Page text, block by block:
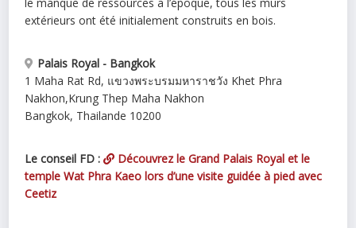
extérieurs ont été initialement construits en bois.
Palais Royal - Bangkok
1 Maha Rat Rd, แขวงพระบรมมหาราชวัง Khet Phra
Nakhon,Krung Thep Maha Nakhon
Bangkok, Thailande 10200
Le conseil FD :
Découvrez le Grand Palais Royal et le
temple Wat Phra Kaeo lors d’une visite guidée à pied avec
Ceetiz